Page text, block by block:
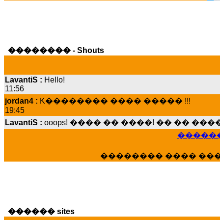
�������� - Shouts
11:56
jordan4 :
19:45
LavantiS :
���� ���; ���� ��� ��� ��������
veronica :E���� 2012 ��� ����� ���
�������� ����
������ sites